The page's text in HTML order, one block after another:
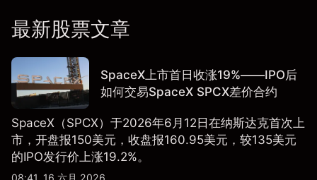
最新股票文章
SpaceX上市首日收涨19%——IPO后
如何交易SpaceX SPCX差价合约
SpaceX（SPCX）于2026年6月12日在纳斯达克首次上
市，开盘报150美元，收盘报160.95美元，较135美元
的IPO发行价上涨19.2%。